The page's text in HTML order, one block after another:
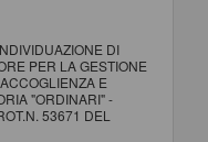
DI
PER LA GESTIONE
E
"ORDINARI" -
53671 DEL